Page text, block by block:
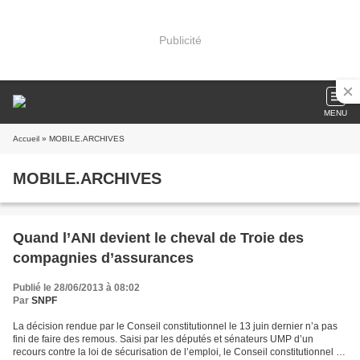
Publicité
MENU
Accueil » MOBILE.ARCHIVES
MOBILE.ARCHIVES
Quand l’ANI devient le cheval de Troie des
compagnies d’assurances
Publié le 28/06/2013 à 08:02
Par SNPF
La décision rendue par le Conseil constitutionnel le 13 juin dernier n’a pas
fini de faire des remous. Saisi par les députés et sénateurs UMP d’un
recours contre la loi de sécurisation de l’emploi, le Conseil constitutionnel a